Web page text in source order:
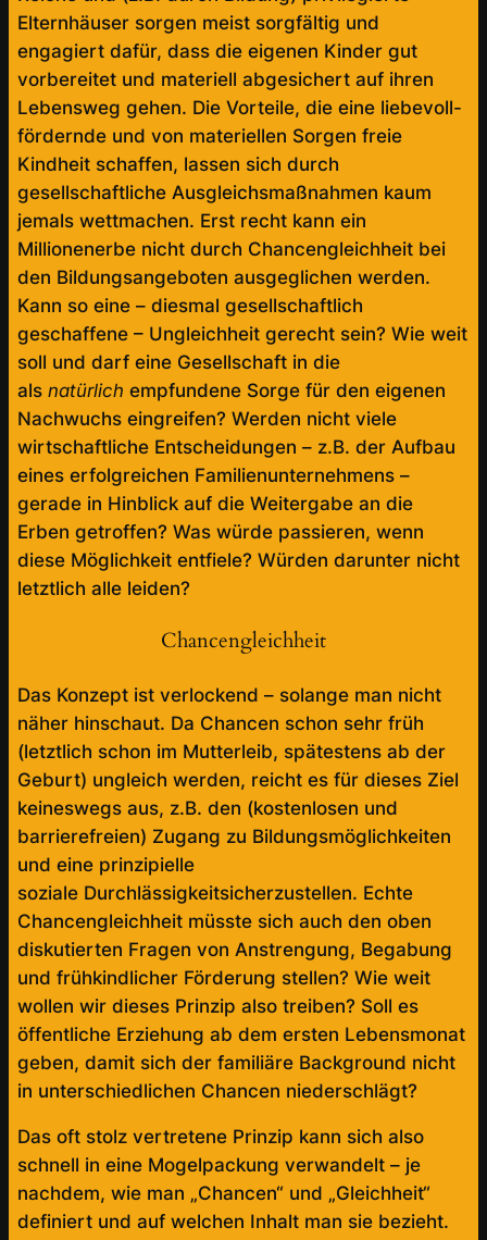
Elternhäuser sorgen meist sorgfältig und
engagiert dafür, dass die eigenen Kinder gut
vorbereitet und materiell abgesichert auf ihren
Lebensweg gehen. Die Vorteile, die eine liebevoll-
fördernde und von materiellen Sorgen freie
Kindheit schaffen, lassen sich durch
gesellschaftliche Ausgleichsmaßnahmen kaum
jemals wettmachen. Erst recht kann ein
Millionenerbe nicht durch Chancengleichheit bei
den Bildungsangeboten ausgeglichen werden.
Kann so eine – diesmal gesellschaftlich
geschaffene – Ungleichheit gerecht sein? Wie weit
soll und darf eine Gesellschaft in die
als natürlich empfundene Sorge für den eigenen
Nachwuchs eingreifen? Werden nicht viele
wirtschaftliche Entscheidungen – z.B. der Aufbau
eines erfolgreichen Familienunternehmens –
gerade in Hinblick auf die Weitergabe an die
Erben getroffen? Was würde passieren, wenn
diese Möglichkeit entfiele? Würden darunter nicht
letztlich alle leiden?
Chancengleichheit
Das Konzept ist verlockend – solange man nicht
näher hinschaut. Da Chancen schon sehr früh
(letztlich schon im Mutterleib, spätestens ab der
Geburt) ungleich werden, reicht es für dieses Ziel
keineswegs aus, z.B. den (kostenlosen und
barrierefreien) Zugang zu Bildungsmöglichkeiten
und eine prinzipielle
soziale Durchlässigkeitsicherzustellen. Echte
Chancengleichheit müsste sich auch den oben
diskutierten Fragen von Anstrengung, Begabung
und frühkindlicher Förderung stellen? Wie weit
wollen wir dieses Prinzip also treiben? Soll es
öffentliche Erziehung ab dem ersten Lebensmonat
geben, damit sich der familiäre Background nicht
in unterschiedlichen Chancen niederschlägt?
Das oft stolz vertretene Prinzip kann sich also
schnell in eine Mogelpackung verwandelt – je
nachdem, wie man „Chancen“ und „Gleichheit“
definiert und auf welchen Inhalt man sie bezieht.